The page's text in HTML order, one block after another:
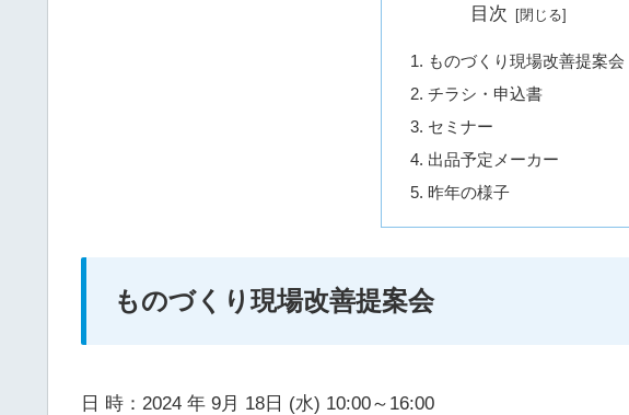
目次
ものづくり現場改善提案会
チラシ・申込書
セミナー
出品予定メーカー
昨年の様子
ものづくり現場改善提案会
日 時：2024 年 9月 18日 (水) 10:00～16:00